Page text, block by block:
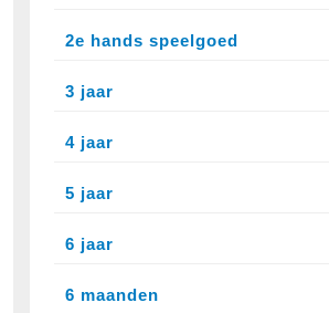
2e hands speelgoed
3 jaar
4 jaar
5 jaar
6 jaar
6 maanden